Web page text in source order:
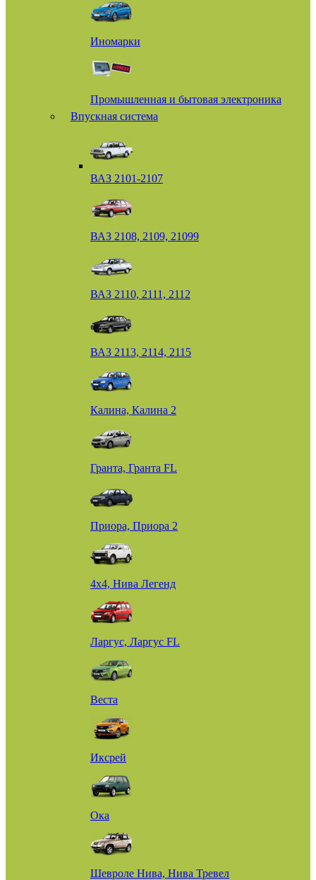
Иномарки
Промышленная и бытовая электроника
Впускная система
ВАЗ 2101-2107
ВАЗ 2108, 2109, 21099
ВАЗ 2110, 2111, 2112
ВАЗ 2113, 2114, 2115
Калина, Калина 2
Гранта, Гранта FL
Приора, Приора 2
4х4, Нива Легенд
Ларгус, Ларгус FL
Веста
Иксрей
Ока
Шевроле Нива, Нива Тревел